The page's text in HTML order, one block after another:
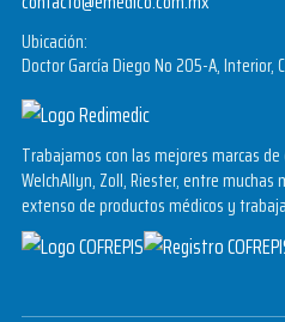
Ubicación:
Doctor García Diego No 205-A, Interior,
Trabajamos con las mejores marcas de
WelchAllyn, Zoll, Riester, entre
extenso de productos médicos y